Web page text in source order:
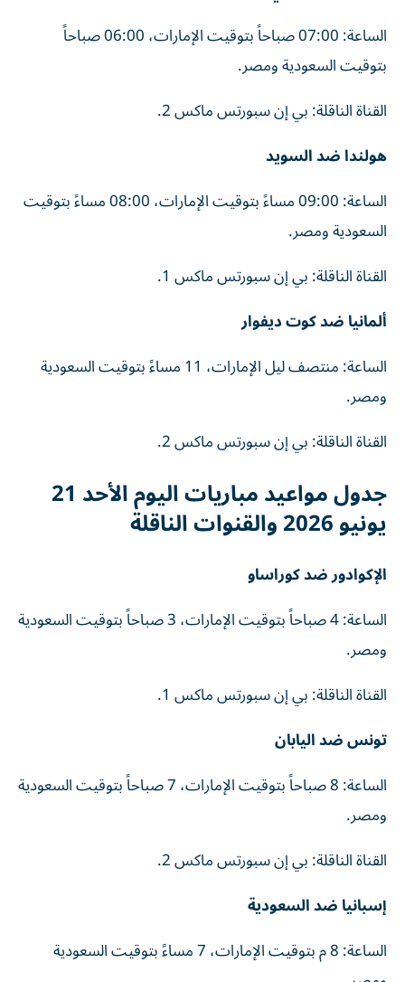
الساعة: 07:00 صباحاً بتوقيت الإمارات، 06:00 صباحاً
بتوقيت السعودية ومصر.
القناة الناقلة: بي إن سبورتس ماكس 2.
هولندا ضد السويد
الساعة: 09:00 مساءً بتوقيت الإمارات، 08:00 مساءً بتوقيت
السعودية ومصر.
القناة الناقلة: بي إن سبورتس ماكس 1.
ألمانيا ضد كوت ديفوار
الساعة: منتصف ليل الإمارات، 11 مساءً بتوقيت السعودية
ومصر.
القناة الناقلة: بي إن سبورتس ماكس 2.
جدول مواعيد مباريات اليوم الأحد 21
يونيو 2026 والقنوات الناقلة
الإكوادور ضد كوراساو
الساعة: 4 صباحاً بتوقيت الإمارات، 3 صباحاً بتوقيت السعودية
ومصر.
القناة الناقلة: بي إن سبورتس ماكس 1.
تونس ضد اليابان
الساعة: 8 صباحاً بتوقيت الإمارات، 7 صباحاً بتوقيت السعودية
ومصر.
القناة الناقلة: بي إن سبورتس ماكس 2.
إسبانيا ضد السعودية
الساعة: 8 م بتوقيت الإمارات، 7 مساءً بتوقيت السعودية